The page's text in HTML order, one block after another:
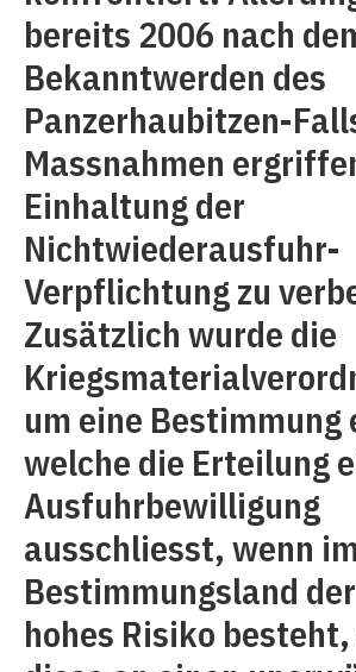
bereits 2006 nach
Bekanntwerden des
Panzerhaubitzen-
Massnahmen
Einhaltung der
Nichtwiederausfuhr-
Verpflichtung zu
Zusätzlich wurde die
um eine Bestimmung
welche die Erteilung
Ausfuhrbewilligung
ausschliesst, wenn
Bestimmungsland
hohes Risiko